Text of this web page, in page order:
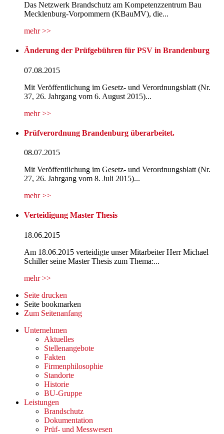
Das Netzwerk Brandschutz am Kompetenzzentrum Bau
Mecklenburg-Vorpommern (KBauMV), die...
mehr >>
Änderung der Prüfgebühren für PSV in Brandenburg
07.08.2015
Mit Veröffentlichung im Gesetz- und Verordnungsblatt (Nr.
37, 26. Jahrgang vom 6. August 2015)...
mehr >>
Prüfverordnung Brandenburg überarbeitet.
08.07.2015
Mit Veröffentlichung im Gesetz- und Verordnungsblatt (Nr.
27, 26. Jahrgang vom 8. Juli 2015)...
mehr >>
Verteidigung Master Thesis
18.06.2015
Am 18.06.2015 verteidigte unser Mitarbeiter Herr Michael
Schiller seine Master Thesis zum Thema:...
mehr >>
Seite drucken
Seite bookmarken
Zum Seitenanfang
Unternehmen
Aktuelles
Stellenangebote
Fakten
Firmenphilosophie
Standorte
Historie
BU-Gruppe
Leistungen
Brandschutz
Dokumentation
Prüf- und Messwesen